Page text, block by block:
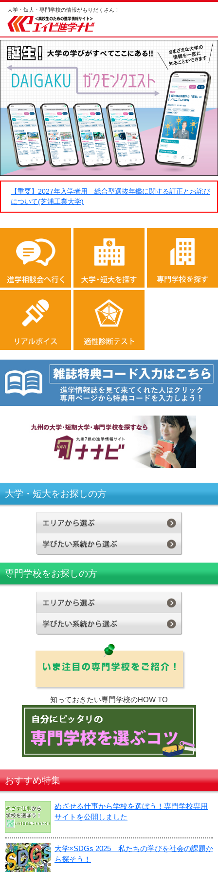
大学・短大・専門学校の情報がもりだくさん！
【重要】2027年入学者用 総合型選抜年鑑に関する訂正とお詫び
について(芝浦工業大学)
大学・短大をお探しの方
専門学校をお探しの方
知っておきたい専門学校のHOW TO
おすすめ特集
めざせる仕事から学校を選ぼう！専門学校専用
サイトを公開しました
大学×SDGs 2025 私たちの学びを社会の課題か
ら探そう！